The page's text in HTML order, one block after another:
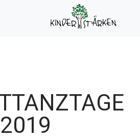
2019